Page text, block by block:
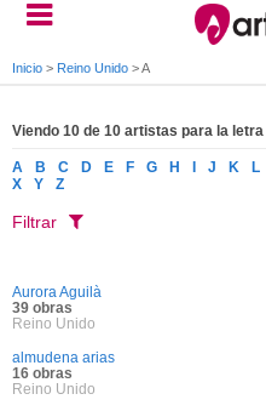
Inicio > Reino Unido >A
Viendo 10 de 10 artistas para la letra
A B C D E F G H J K L
X
Y Z
Filtrar
Aurora Aguilà
39 obras
Reino Unido
almudena arias
16 obras
Reino Unido